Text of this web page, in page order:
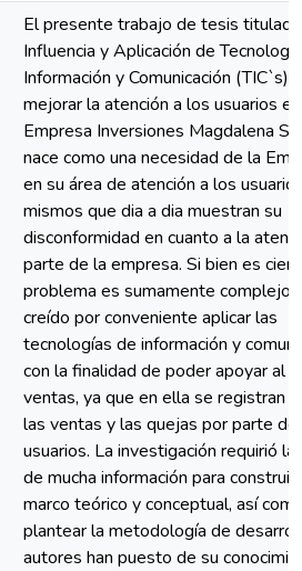
El presente trabajo de tesis titulado
Influencia y Aplicación de
Información y Comunicación (TIC`s)
mejorar la atención a los usuarios
Empresa Inversiones Magdalena
nace como una necesidad de la
en su área de atención a los
mismos que dia a dia muestran su
disconformidad en cuanto a la
parte de la empresa. Si bien es
problema es sumamente complejo;
creído por conveniente aplicar las
tecnologías de información y
con la finalidad de poder apoyar al
ventas, ya que en ella se registran
las ventas y las quejas por parte
usuarios. La investigación requirió la
de mucha información para construir
marco teórico y conceptual, así
plantear la metodología de
autores han puesto de su